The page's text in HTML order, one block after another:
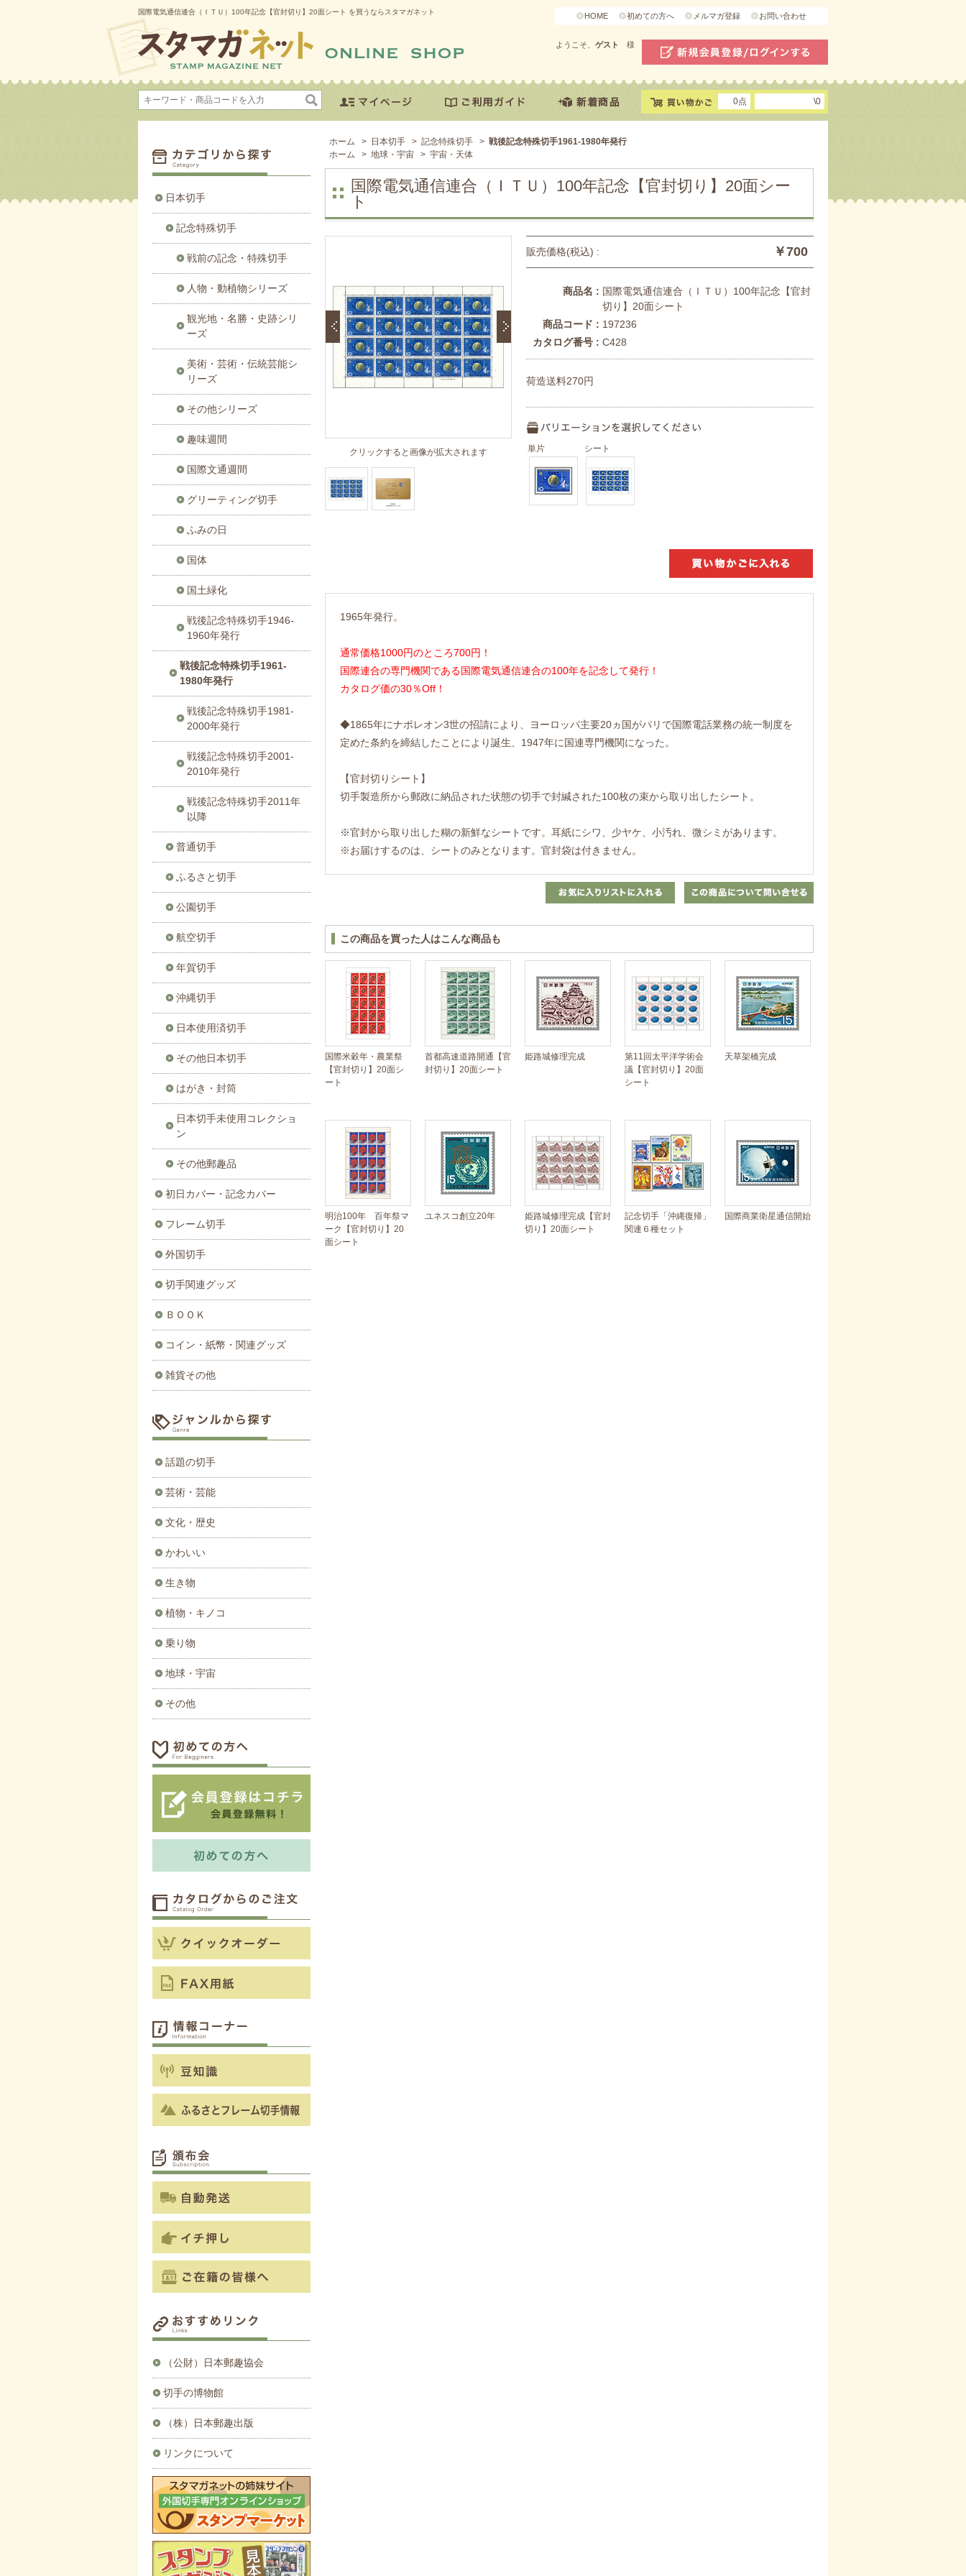
国際電気通信連合（ＩＴＵ）100年記念【官封切り】20面シート を買うならスタマガネット HOME 初めての方へ メルマガ登録 お問い合わせ
ようこそ、 ゲスト 様
0点 \0
ホーム > 日本切手 > 記念特殊切手 > 戦後記念特殊切手1961-1980年発行
ホーム
> 地球・宇宙 > 宇宙・天体
国際電気通信連合（ＩＴＵ）100年記念【官封切り】20面シー
ト
クリックすると画像が拡大されます
販売価格(税込) : ￥700
商品名 : 国際電気通信連合（ＩＴＵ）100年記念【官封
切り】20面シート
商品コード : 197236
カタログ番号 : C428
荷造送料270円
単片 シート
1965年発行。
通常価格1000円のところ700円！
国際連合の専門機関である国際電気通信連合の100年を記念して発行！
カタログ価の30％Off！
◆1865年にナポレオン3世の招請により、ヨーロッパ主要20ヵ国がパリで国際電話業務の統一制度を
定めた条約を締結したことにより誕生、1947年に国連専門機関になった。
【官封切りシート】
切手製造所から郵政に納品された状態の切手で封緘された100枚の束から取り出したシート。
※官封から取り出した糊の新鮮なシートです。耳紙にシワ、少ヤケ、小汚れ、微シミがあります。
※お届けするのは、シートのみとなります。官封袋は付きません。
この商品を買った人はこんな商品も
国際米穀年・農業祭
【官封切り】20面シ
ート
首都高速道路開通【官
封切り】20面シート
姫路城修理完成
第11回太平洋学術会
議【官封切り】20面
シート
天草架橋完成
明治100年 百年祭マ
ーク【官封切り】20
面シート
ユネスコ創立20年
姫路城修理完成【官封
切り】20面シート
記念切手「沖縄復帰」
関連６種セット
国際商業衛星通信開始
日本切手
記念特殊切手
戦前の記念・特殊切手
人物・動植物シリーズ
観光地・名勝・史跡シリ
ーズ
美術・芸術・伝統芸能シ
リーズ
その他シリーズ
趣味週間
国際文通週間
グリーティング切手
ふみの日
国体
国土緑化
戦後記念特殊切手1946-
1960年発行
戦後記念特殊切手1961-
1980年発行
戦後記念特殊切手1981-
2000年発行
戦後記念特殊切手2001-
2010年発行
戦後記念特殊切手2011年
以降
普通切手
ふるさと切手
公園切手
航空切手
年賀切手
沖縄切手
日本使用済切手
その他日本切手
はがき・封筒
日本切手未使用コレクショ
ン
その他郵趣品
初日カバー・記念カバー
フレーム切手
外国切手
切手関連グッズ
ＢＯＯＫ
コイン・紙幣・関連グッズ
雑貨その他
話題の切手
芸術・芸能
文化・歴史
かわいい
生き物
植物・キノコ
乗り物
地球・宇宙
その他
（公財）日本郵趣協会
切手の博物館
（株）日本郵趣出版
リンクについて